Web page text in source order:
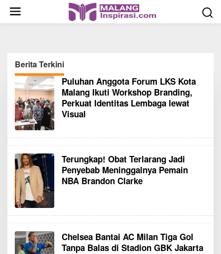
Berita Terkini
M
a
l
a
n
g
p
i
r
a
s
i
Puluhan Anggota Forum LKS Kota
Malang Ikuti Workshop Branding,
Perkuat Identitas Lembaga lewat
Visual
Terungkap! Obat Terlarang Jadi
Penyebab Meninggalnya Pemain
NBA Brandon Clarke
Chelsea Bantai AC Milan Tiga Gol
Tanpa Balas di Stadion GBK Jakarta